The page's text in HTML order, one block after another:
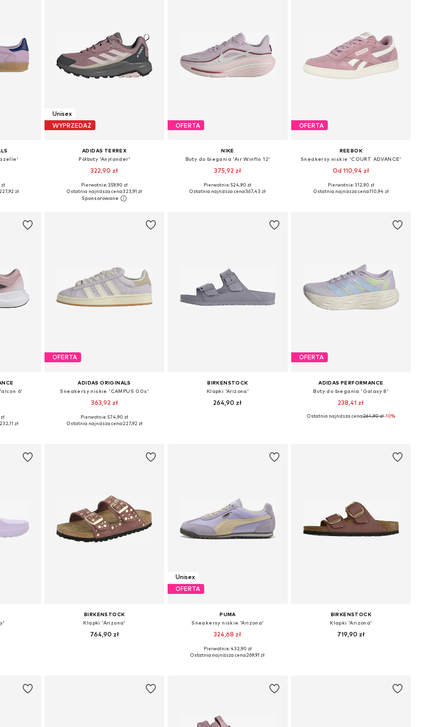
zł
Unisex
WYPRZEDAŻ
ADIDAS TERREX
Półbuty 'Anylander'
322,90 zł
+1
Dostępne w różnych rozmiarach
Dodaj do koszyka
Pierwotnie: 359,90 zł
Ostatnia najniższa cena:323,91 zł
OFERTA
NIKE
Buty do biegania 'Air Winflo 12'
375,92 zł
Dostępne w różnych rozmiarach
Pierwotnie: 524,90 zł
Ostatnia najniższa cena:367,43 zł
OFERTA
REEBOK
Sneakersy niskie 'COURT ADVANCE'
Od 110,94 zł
Dostępne w różnych rozmiarach
Pierwotnie: 312,90 zł
Ostatnia najniższa cena:110,94 zł
6'
232,11 zł
OFERTA
ADIDAS ORIGINALS
Sneakersy niskie 'CAMPUS 00s'
363,92 zł
Dostępne w różnych rozmiarach
Pierwotnie: 574,90 zł
Ostatnia najniższa cena:227,92 zł
BIRKENSTOCK
Klapki 'Arizona'
264,90 zł
OFERTA
ADIDAS PERFORMANCE
Buty do biegania 'Galaxy 8'
238,41 zł
+6
Dostępne w różnych rozmiarach
Ostatnia najniższa cena:264,90 zł-10%
BIRKENSTOCK
Klapki 'Arizona'
764,90 zł
Unisex
OFERTA
PUMA
Sneakersy niskie 'Arizona'
324,68 zł
Dostępne w różnych rozmiarach
Pierwotnie: 432,90 zł
Ostatnia najniższa cena:269,91 zł
BIRKENSTOCK
Klapki 'Arizona'
719,90 zł